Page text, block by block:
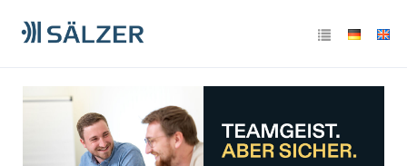
Ausbildung zum Technischen
Systemplaner - Fachrichtung
Stahl- und Metallbautechnik